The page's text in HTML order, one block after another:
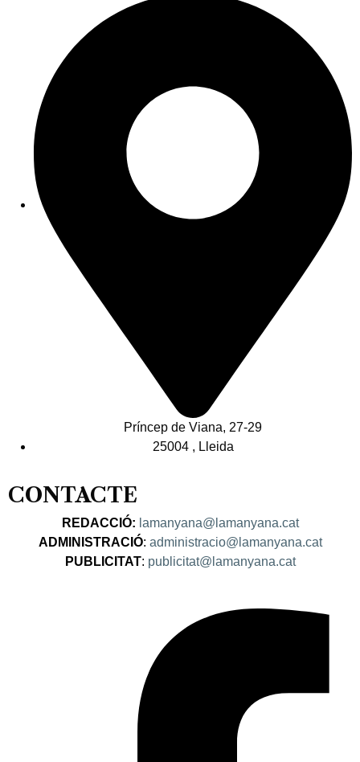
Príncep de Viana, 27-29
25004 , Lleida
CONTACTE
REDACCIÓ: lamanyana@lamanyana.cat
ADMINISTRACIÓ: administracio@lamanyana.cat
PUBLICITAT: publicitat@lamanyana.cat